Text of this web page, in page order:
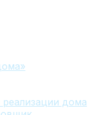
дома